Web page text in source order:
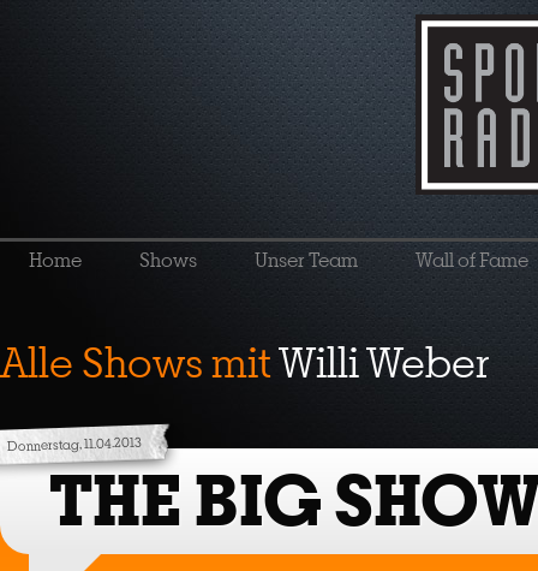
Home Shows Unser Team Wall of Fame
Alle Shows mitWilli Weber
Donnerstag, 11.04.2013
THE BIG